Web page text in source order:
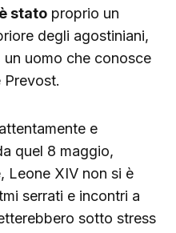
stato proprio un
degli agostiniani,
un uomo che conosce
Prevost.
e
quel 8 maggio,
Leone XIV non si è
serrati e incontri a
sotto stress